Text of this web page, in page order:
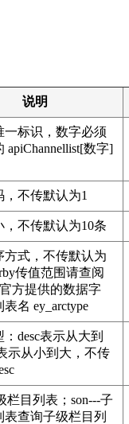
说明
一标识，数字必须
apiChannellist[数字]
，不传默认为1
，不传默认为10条
方式，不传默认为
传值范围请查阅
官方提供的数据字
名 ey_arctype
desc表示从大到
示从小到大，不传
栏目列表；son---子
表查询子级栏目列